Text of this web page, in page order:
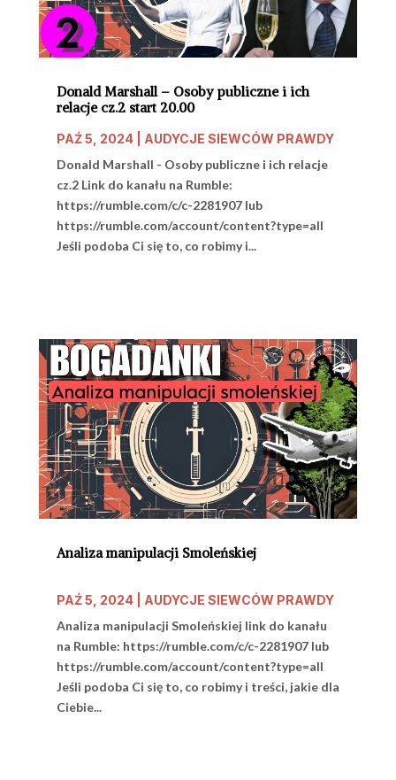
Donald Marshall – Osoby publiczne i ich
relacje cz.2 start 20.00
PAŹ 5, 2024| AUDYCJE SIEWCÓW PRAWDY
Donald Marshall - Osoby publiczne i ich relacje
cz.2 Link do kanału na Rumble:
https://rumble.com/c/c-2281907 lub
https://rumble.com/account/content?type=all
Jeśli podoba Ci się to, co robimy i...
Analiza manipulacji Smoleńskiej
PAŹ 5, 2024| AUDYCJE SIEWCÓW PRAWDY
Analiza manipulacji Smoleńskiej link do kanału
na Rumble: https://rumble.com/c/c-2281907 lub
https://rumble.com/account/content?type=all
Jeśli podoba Ci się to, co robimy i treści, jakie dla
Ciebie...